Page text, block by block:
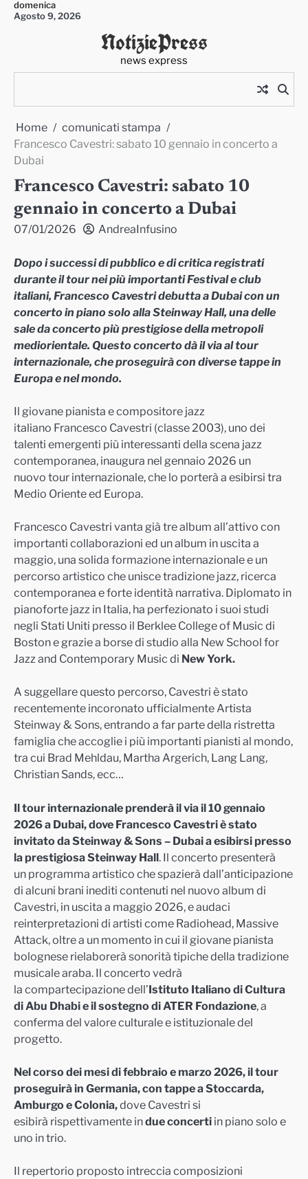
Skipdomenica
Agosto 9, 2026
NotiziePress
news express
Home
comunicati stampa
Francesco Cavestri: sabato 10 gennaio in concerto a
Dubai
Francesco Cavestri: sabato 10
gennaio in concerto a Dubai
07/01/2026 AndreaInfusino
Dopo i successi di pubblico e di critica registrati
durante il tour nei più importanti Festival e club
italiani, Francesco Cavestri debutta a Dubai con un
concerto in piano solo alla Steinway Hall, una delle
sale da concerto più prestigiose della metropoli
mediorientale. Questo concerto dà il via al tour
internazionale, che proseguirà con diverse tappe in
Europa e nel mondo.
Il giovane pianista e compositore jazz
italiano Francesco Cavestri (classe 2003), uno dei
talenti emergenti più interessanti della scena jazz
contemporanea, inaugura nel gennaio 2026 un
nuovo tour internazionale, che lo porterà a esibirsi tra
Medio Oriente ed Europa.
Francesco Cavestri vanta già tre album all’attivo con
importanti collaborazioni ed un album in uscita a
maggio, una solida formazione internazionale e un
percorso artistico che unisce tradizione jazz, ricerca
contemporanea e forte identità narrativa. Diplomato in
pianoforte jazz in Italia, ha perfezionato i suoi studi
negli Stati Uniti presso il Berklee College of Music di
Boston e grazie a borse di studio alla New School for
Jazz and Contemporary Music di New York.
A suggellare questo percorso, Cavestri è stato
recentemente incoronato ufficialmente Artista
Steinway & Sons, entrando a far parte della ristretta
famiglia che accoglie i più importanti pianisti al mondo,
tra cui Brad Mehldau, Martha Argerich, Lang Lang,
Christian Sands, ecc…
Il tour internazionale prenderà il via il 10 gennaio
2026 a Dubai, dove Francesco Cavestri è stato
invitato da Steinway & Sons – Dubai a esibirsi presso
la prestigiosa Steinway Hall. Il concerto presenterà
un programma artistico che spazierà dall’anticipazione
di alcuni brani inediti contenuti nel nuovo album di
Cavestri, in uscita a maggio 2026, e audaci
reinterpretazioni di artisti come Radiohead, Massive
Attack, oltre a un momento in cui il giovane pianista
bolognese rielaborerà sonorità tipiche della tradizione
musicale araba. Il concerto vedrà
la compartecipazione dell’Istituto Italiano di Cultura
di Abu Dhabi e il sostegno di ATER Fondazione, a
conferma del valore culturale e istituzionale del
progetto.
Nel corso dei mesi di febbraio e marzo 2026, il tour
proseguirà in Germania, con tappe a Stoccarda,
Amburgo e Colonia,dove Cavestri si
esibirà rispettivamente indue concerti in piano solo e
uno in trio.
Il repertorio proposto intreccia composizioni